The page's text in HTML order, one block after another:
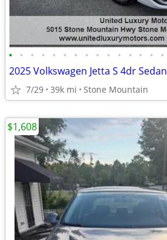
• • • • • • • • • • • • • • •
2025 Volkswagen Jetta S 4dr Sedan
7/29 39k mi Stone Mountain
$1,608